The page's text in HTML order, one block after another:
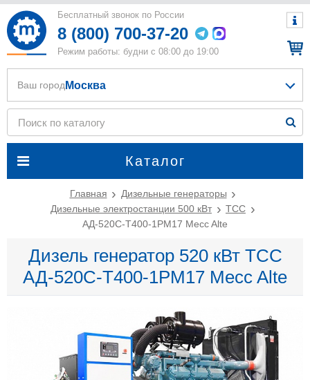
Бесплатный звонок по России
8 (800) 700-37-20
Режим работы: будни с 08:00 до 19:00
Каталог
Ваш город Москва
Главная
Дизельные генераторы
Дизельные электростанции 500 кВт
ТСС
АД-520С-Т400-1РМ17 Mecc Alte
Дизель генератор 520 кВт ТСС
АД-520С-Т400-1РМ17 Mecc Alte